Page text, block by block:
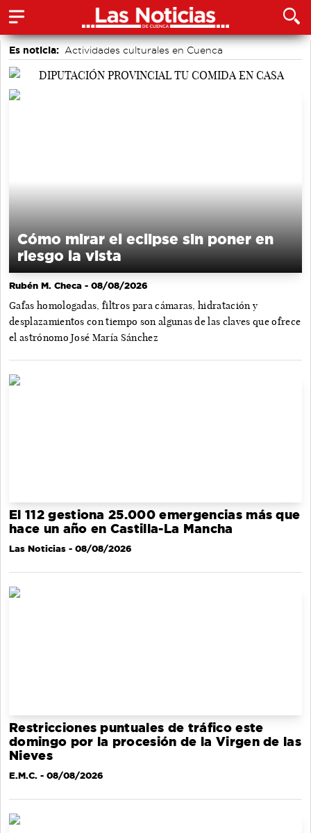
Es noticia:
Actividades culturales en Cuenca
Medio Ambiente
Cómo mirar el eclipse sin poner en
riesgo la vista
Rubén M. Checa - 08/08/2026
Gafas homologadas, filtros para cámaras, hidratación y
desplazamientos con tiempo son algunas de las claves que ofrece
el astrónomo José María Sánchez
El 112 gestiona 25.000 emergencias más que
hace un año en Castilla-La Mancha
Las Noticias - 08/08/2026
Restricciones puntuales de tráfico este
domingo por la procesión de la Virgen de las
Nieves
E.M.C. - 08/08/2026